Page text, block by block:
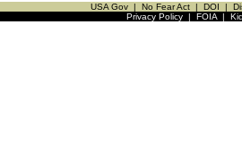
USA Gov | No Fear Act | DOI |
Privacy Policy| FOIA|